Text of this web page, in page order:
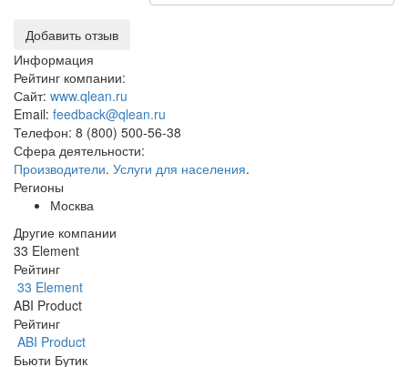
Добавить отзыв
Информация
Рейтинг компании:
Сайт: www.qlean.ru
Email: feedback@qlean.ru
Телефон: 8 (800) 500-56-38
Сфера деятельности:
Производители. Услуги для населения.
Регионы
Москва
Другие компании
33 Element
Рейтинг
33 Element
ABI Product
Рейтинг
ABI Product
Бьюти Бутик